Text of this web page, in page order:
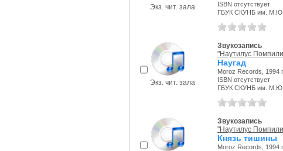
Экз. чит. зала
ISBN отсутствует
ГБУК СКУНБ им.
Экз. чит. зала
Звукозапись
"Наутилус
Наугад
Moroz Records, 1994 г.
ISBN отсутствует
ГБУК СКУНБ им.
Звукозапись
"Наутилус
Князь тишины
Moroz Records, 1994 г.